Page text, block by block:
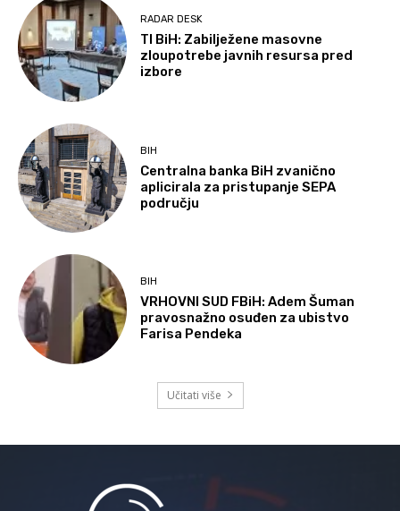
RADAR DESK
TI BiH: Zabilježene masovne
zloupotrebe javnih resursa pred
izbore
BIH
Centralna banka BiH zvanično
aplicirala za pristupanje SEPA
području
BIH
VRHOVNI SUD FBiH: Adem Šuman
pravosnažno osuđen za ubistvo
Farisa Pendeka
Učitati više